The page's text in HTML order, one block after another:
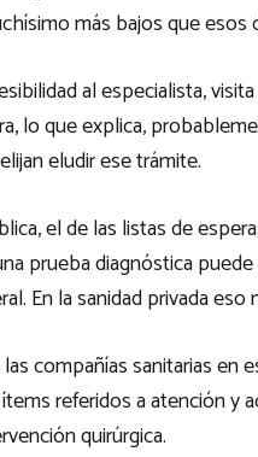
más bajos que esos
al especialista,
lo que explica,
eludir ese trámite.
el de las listas de
prueba diagnóstica
En la sanidad privada eso
compañías sanitarias en
referidos a atención y
quirúrgica.